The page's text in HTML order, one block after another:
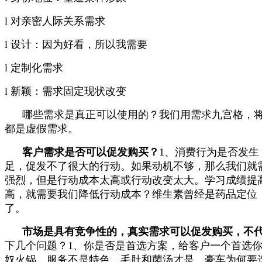
l 对亲密人际关系需求
l 设计：因为好看，所以我需要
l 定制化需求
l 新颖：需求固定现状改变
哪些需求是真正可以使用的？ 我们用需求九宫格，
都是虚假需求。
客户需求是否可以促发购买？ 1、消费行为是否发
足，促发不了很大的行动。 如果动机不够，那么我们
强烈，但是行动成本太高或行动改变太大。 学习成绩提
高，就需要我们降低行动成本？ 维生素曾经是药品定位
了。
市场是具有竞争性的，真实需求可以促发购买，不
下几个问题？ 1、你是否是首选方案，给客户一个首选